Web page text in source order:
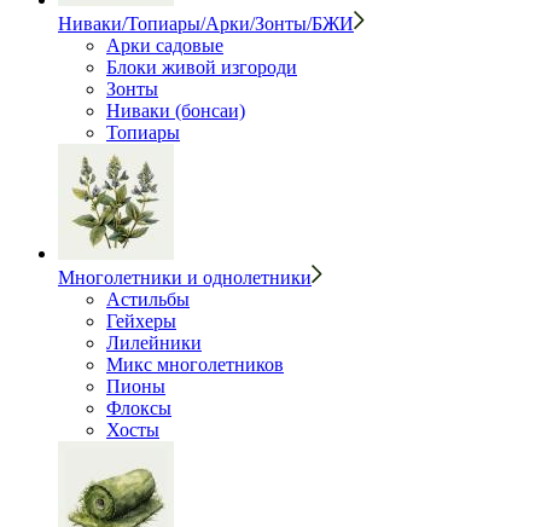
Ниваки/Топиары/Арки/Зонты/БЖИ
Арки садовые
Блоки живой изгороди
Зонты
Ниваки (бонсаи)
Топиары
Многолетники и однолетники
Астильбы
Гейхеры
Лилейники
Микс многолетников
Пионы
Флоксы
Хосты